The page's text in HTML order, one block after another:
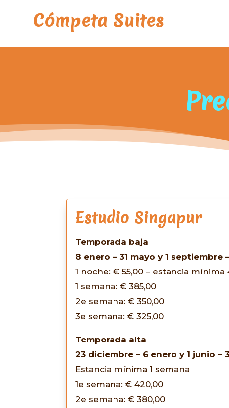
Cómpeta Suites
Estudio Singapur
Temporada baja
8 enero – 31 mayo y 1 septiembre
1 noche: € 55,00 – estancia mínima
1 semana: € 385,00
2e semana: € 350,00
3e semana: € 325,00
Temporada alta
23 diciembre – 6 enero y 1 junio –
Estancia mínima 1 semana
1e semana: € 420,00
2e semana: € 380,00